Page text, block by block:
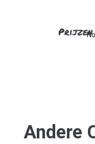
Prijzen
Andere